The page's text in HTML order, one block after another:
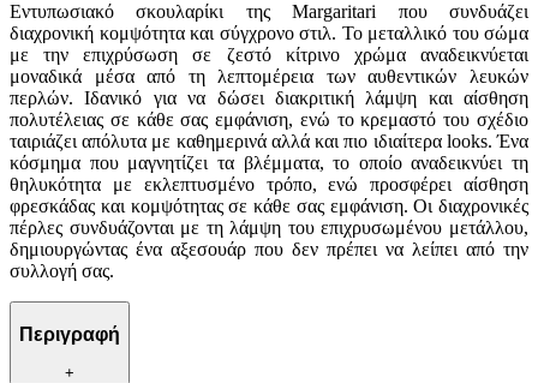
Εντυπωσιακό σκουλαρίκι της Margaritari που συνδυάζει
διαχρονική κομψότητα και σύγχρονο στιλ. Το μεταλλικό του σώμα
με την επιχρύσωση σε ζεστό κίτρινο χρώμα αναδεικνύεται
μοναδικά μέσα από τη λεπτομέρεια των αυθεντικών λευκών
περλών. Ιδανικό για να δώσει διακριτική λάμψη και αίσθηση
πολυτέλειας σε κάθε σας εμφάνιση, ενώ το κρεμαστό του σχέδιο
ταιριάζει απόλυτα με καθημερινά αλλά και πιο ιδιαίτερα looks. Ένα
κόσμημα που μαγνητίζει τα βλέμματα, το οποίο αναδεικνύει τη
θηλυκότητα με εκλεπτυσμένο τρόπο, ενώ προσφέρει αίσθηση
φρεσκάδας και κομψότητας σε κάθε σας εμφάνιση. Οι διαχρονικές
πέρλες συνδυάζονται με τη λάμψη του επιχρυσωμένου μετάλλου,
δημιουργώντας ένα αξεσουάρ που δεν πρέπει να λείπει από την
συλλογή σας.
Περιγραφή
+